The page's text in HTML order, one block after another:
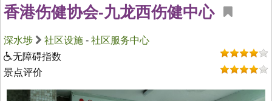
香港伤健协会-九龙西伤健中心
深水埗 社区设施 - 社区服务中心
无障碍指数
景点评价